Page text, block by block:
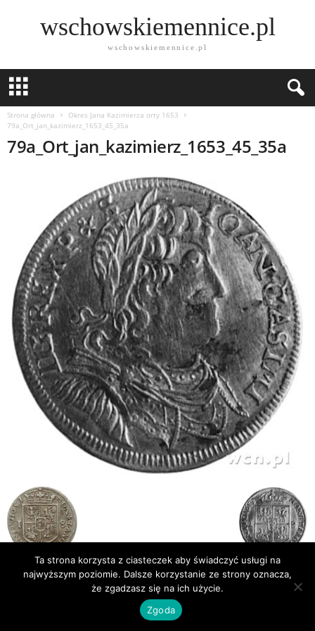
wschowskiemennice.pl
wschowskiemennice.pl
Strona główna
Okres Jana Kazimierza orty 1653
79a_Ort_jan_kazimierz_1653_45_35a
79a_Ort_jan_kazimierz_1653_45_35a
Publikacje
Bibliografia
© Newsmag WordPress Theme by TagDiv
Ta strona korzysta z ciasteczek aby świadczyć usługi na
najwyższym poziomie. Dalsze korzystanie ze strony oznacza,
że zgadzasz się na ich użycie.
Zgoda